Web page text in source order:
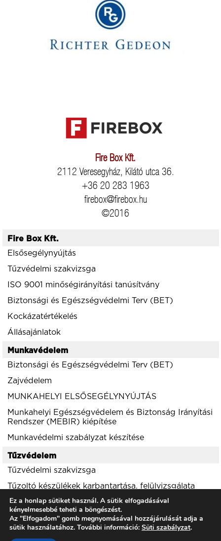
Fire Box Kft.
2112 Veresegyház, Kilátó utca 36.
+36 20 283 1963
firebox@firebox.hu
©2016
Fire Box Kft.
Elsősegélynyújtás
Tűzvédelmi szakvizsga
ISO 9001 minőségirányítási tanúsítvány
Biztonsági és Egészségvédelmi Terv (BET)
Kockázatértékelés
Állásajánlatok
Munkavédelem
Biztonsági és Egészségvédelmi Terv (BET)
Zajvédelem
MUNKAHELYI ELSŐSEGÉLYNYÚJTÁS
Munkahelyi Egészségvédelem és Biztonság Irányítási
Rendszer (MEBIR) kiépítése
Munkavédelmi szabályzat készítése
Tűzvédelem
Tűzvédelmi szakvizsga
Tűzoltó készülékek karbantartása, felülvizsgálata
Környezetvédelem
Zajvédelem
Ez a honlap sütiket használ. A sütik elfogadásával
kényelmesebbé teheti a böngészést.
Az "Elfogadom" gomb megnyomásával hozzájárulását adja a
sütik használatához. További információ: Süti szabályzat.